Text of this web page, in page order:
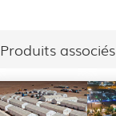
Produits associés